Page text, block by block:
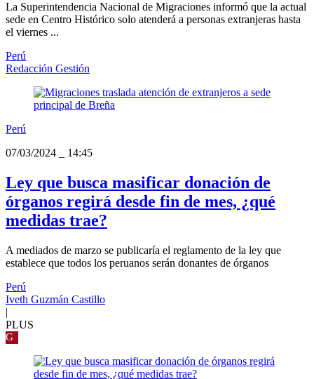
La Superintendencia Nacional de Migraciones informó que la actual
sede en Centro Histórico solo atenderá a personas extranjeras hasta
el viernes ...
Perú
Redacción Gestión
Perú
07/03/2024
14:45
Ley que busca masificar donación de
órganos regirá desde fin de mes, ¿qué
medidas trae?
A mediados de marzo se publicaría el reglamento de la ley que
establece que todos los peruanos serán donantes de órganos
Perú
Iveth Guzmán Castillo
|
PLUS
G